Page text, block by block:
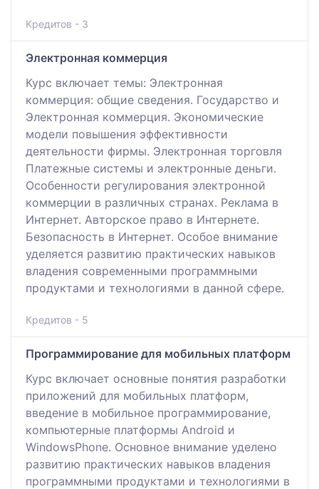
Кредитов - 3
Электронная коммерция
Курс включает темы: Электронная
коммерция: общие сведения. Государство и
Электронная коммерция. Экономические
модели повышения эффективности
деятельности фирмы. Электронная торговля
Платежные системы и электронные деньги.
Особенности регулирования электронной
коммерции в различных странах. Реклама в
Интернет. Авторское право в Интернете.
Безопасность в Интернет. Особое внимание
уделяется развитию практических навыков
владения современными программными
продуктами и технологиями в данной сфере.
Кредитов - 5
Программирование для мобильных платформ
Курс включает основные понятия разработки
приложений для мобильных платформ,
введение в мобильное программирование,
компьютерные платформы Android и
WindowsPhone. Основное внимание уделено
развитию практических навыков владения
программными продуктами и технологиями в